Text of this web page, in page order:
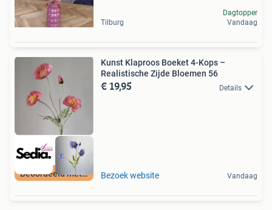
Tilburg
Dagtopper
Vandaag
Beoordeeld met 9+
Kunst Klaproos Boeket 4-Kops –
Realistische Zijde Bloemen 56
€ 19,95 Details
Bezoek website Vandaag